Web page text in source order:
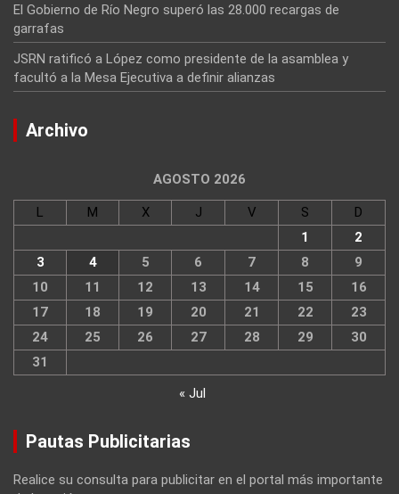
El Gobierno de Río Negro superó las 28.000 recargas de
garrafas
JSRN ratificó a López como presidente de la asamblea y
facultó a la Mesa Ejecutiva a definir alianzas
Archivo
AGOSTO 2026
L M X J V S
D
1
2
3
4 5 6 7 8
9
10
11 12 13 14 15
16
17
18 19 20 21 22
23
24
25 26 27 28 29
30
31
« Jul
Pautas Publicitarias
Realice su consulta para publicitar en el portal más importante